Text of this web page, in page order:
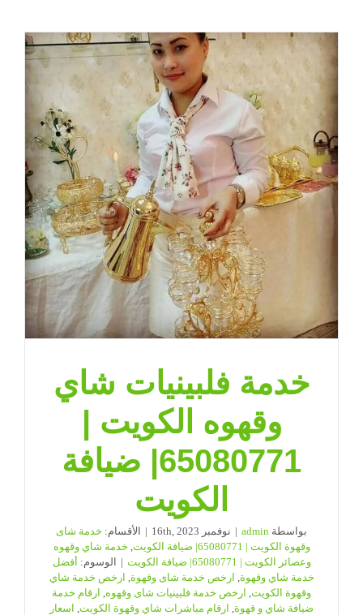
الكويت
|
65080771
|
ضيافة
الكويت
مغلقة
خدمة فلبينيات شاي
وقهوه الكويت |
65080771| ضيافة
الكويت
بواسطة admin
| نوفمبر 16th, 2023 | الأقسام: خدمة شاى
وقهوة الكويت | 65080771| ضيافة الكويت
خدمة شاي وقهوه
وعصائر الكويت | 65080771| ضيافة الكويت
| الوسوم: أفضل
خدمة شاي وقهوة
ارخص خدمة شاى وقهوة
ارخص خدمة شاي
وقهوة الكويت
ارخص خدمة فلبينيات شاى وقهوه
ارقام خدمة
ضيافة شاي و قهوة
ارقام مباشرات شاي وقهوة الكويت
اسعار